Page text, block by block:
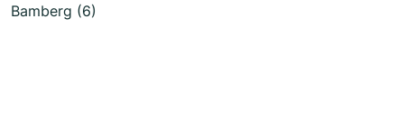
Bamberg (6)